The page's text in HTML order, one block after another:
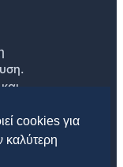
cookies για
καλύτερη